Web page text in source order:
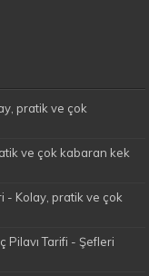
pratik ve çok
ve çok kabaran kek
- Kolay, pratik ve çok
Pilavı Tarifi - Şefleri